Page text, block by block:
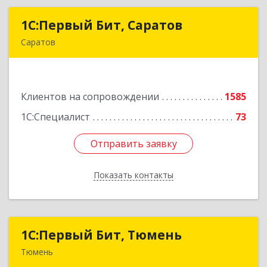
1С:Первый Бит, Саратов
Саратов
Клиентов на сопровождении
1585
1С:Специалист
73
Отправить заявку
Показать контакты
1С:Первый Бит, Саратов
Подробнее
Отправить заявку
Назад
1С:Первый Бит, Тюмень
Тюмень
1С:Первый Бит, Тюмень